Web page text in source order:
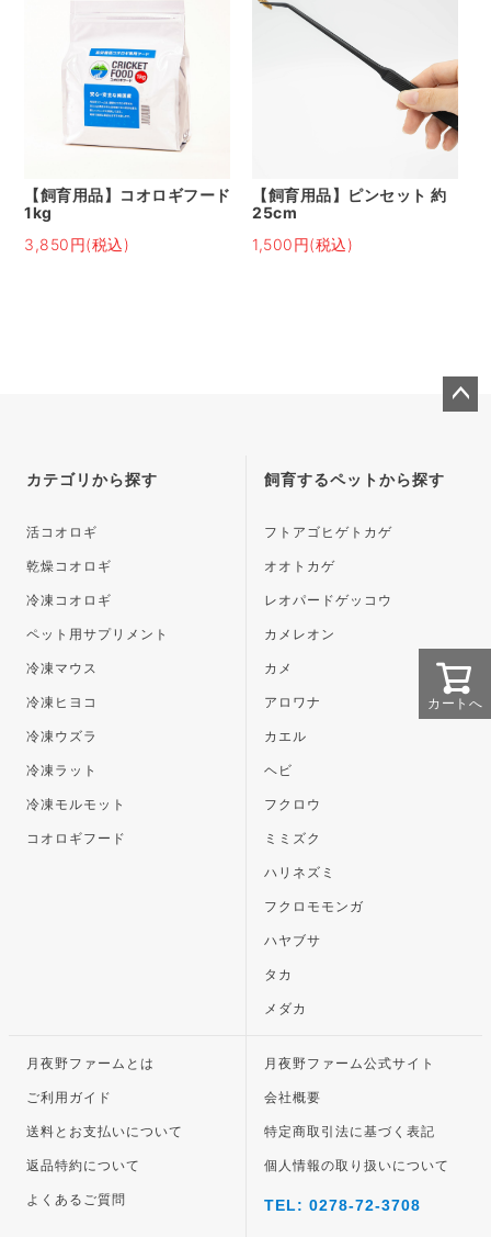
【飼育用品】コオロギフード
1kg
3,850円(税込)
【飼育用品】ピンセット 約
25cm
1,500円(税込)
カートへ
カテゴリから探す
活コオロギ
乾燥コオロギ
冷凍コオロギ
ペット用サプリメント
冷凍マウス
冷凍ヒヨコ
冷凍ウズラ
冷凍ラット
冷凍モルモット
コオロギフード
飼育するペットから探す
フトアゴヒゲトカゲ
オオトカゲ
レオパードゲッコウ
カメレオン
カメ
アロワナ
カエル
ヘビ
フクロウ
ミミズク
ハリネズミ
フクロモモンガ
ハヤブサ
タカ
メダカ
月夜野ファームとは
ご利用ガイド
送料とお支払いについて
返品特約について
よくあるご質問
月夜野ファーム公式サイト
会社概要
特定商取引法に基づく表記
個人情報の取り扱いについて
TEL: 0278-72-3708